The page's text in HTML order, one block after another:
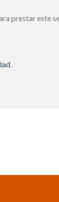
prestar este
.